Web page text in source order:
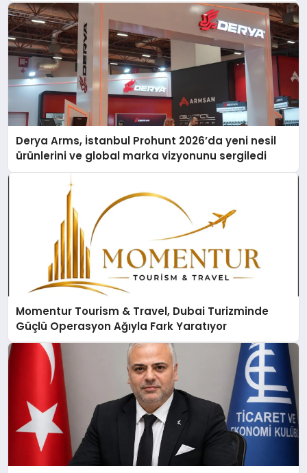
Derya Arms, İstanbul Prohunt 2026’da yeni nesil
ürünlerini ve global marka vizyonunu sergiledi
Momentur Tourism & Travel, Dubai Turizminde
Güçlü Operasyon Ağıyla Fark Yaratıyor